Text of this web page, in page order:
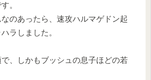
。
のあったら、速攻ハルマゲドン起
ラしました。
、しかもブッシュの息子ほどの若